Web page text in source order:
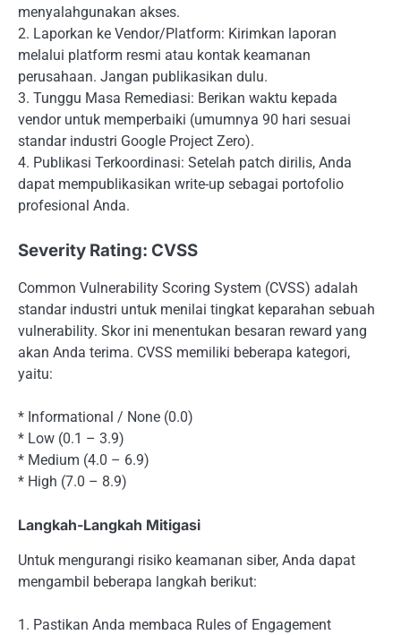
menyalahgunakan akses.
2. Laporkan ke Vendor/Platform: Kirimkan laporan
melalui platform resmi atau kontak keamanan
perusahaan. Jangan publikasikan dulu.
3. Tunggu Masa Remediasi: Berikan waktu kepada
vendor untuk memperbaiki (umumnya 90 hari sesuai
standar industri Google Project Zero).
4. Publikasi Terkoordinasi: Setelah patch dirilis, Anda
dapat mempublikasikan write-up sebagai portofolio
profesional Anda.
Severity Rating: CVSS
Common Vulnerability Scoring System (CVSS) adalah
standar industri untuk menilai tingkat keparahan sebuah
vulnerability. Skor ini menentukan besaran reward yang
akan Anda terima. CVSS memiliki beberapa kategori,
yaitu:
* Informational / None (0.0)
* Low (0.1 – 3.9)
* Medium (4.0 – 6.9)
* High (7.0 – 8.9)
Langkah-Langkah Mitigasi
Untuk mengurangi risiko keamanan siber, Anda dapat
mengambil beberapa langkah berikut:
1. Pastikan Anda membaca Rules of Engagement